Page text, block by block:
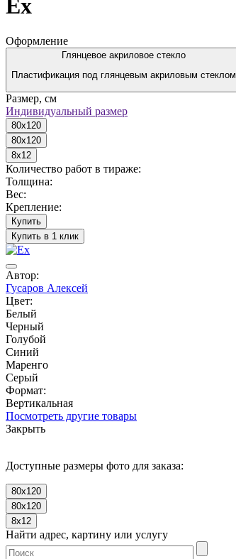
Ex
Оформление
Глянцевое акриловое стекло
Пластификация под глянцевым акриловым стеклом
Размер, см
Индивидуальный размер
80x120
80x120
8x12
Количество работ в тираже:
Толщина:
Вес:
Крепление:
Купить
Купить в 1 клик
Автор:
Гусаров Алексей
Цвет:
Белый
Черный
Голубой
Синий
Маренго
Серый
Формат:
Вертикальная
Посмотреть другие товары
Закрыть
Доступные размеры фото для заказа:
80x120
80x120
8x12
Найти адрес, картину или услугу